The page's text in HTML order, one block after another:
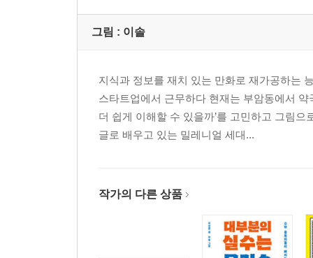
그림 : 이솔
지식과 정보를 재치 있는 만화로 재가공하는
스타트업에서 근무하다 현재는 부암동에서
더 쉽게 이해할 수 있을까’를 고민하고 그림
글로 배우고 있는 밀레니얼 세대...
작가의 다른 상품